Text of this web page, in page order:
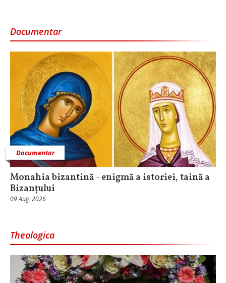
Documentar
Documentar
Monahia bizantină - enigmă a istoriei, taină a
Bizanțului
09 Aug, 2026
Theologica